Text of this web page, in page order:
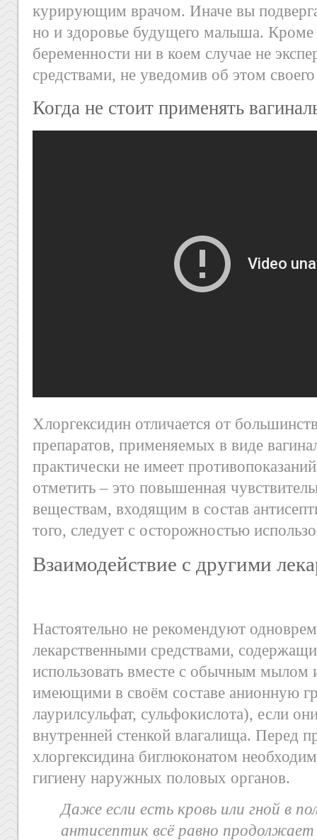
курирующим врачом. Иначе вы
но и здоровье будущего малыша. Кроме
беременности ни в коем случае не
средствами, не уведомив об этом
Когда не стоит применять
Хлоргексидин отличается от
препаратов, применяемых в виде
практически не имеет
отметить – это повышенная
веществам, входящим в состав
того, следует с осторожностью
Взаимодействие с другими
Настоятельно не рекомендуют
лекарственными средствами,
использовать вместе с обычным мылом
имеющими в своём составе анионную
лаурилсульфат, сульфокислота), если
внутренней стенкой влагалища. Перед
хлоргексидина биглюконатом
гигиену наружных половых органов.
Даже если есть кровь или гной в
антисептик всё равно